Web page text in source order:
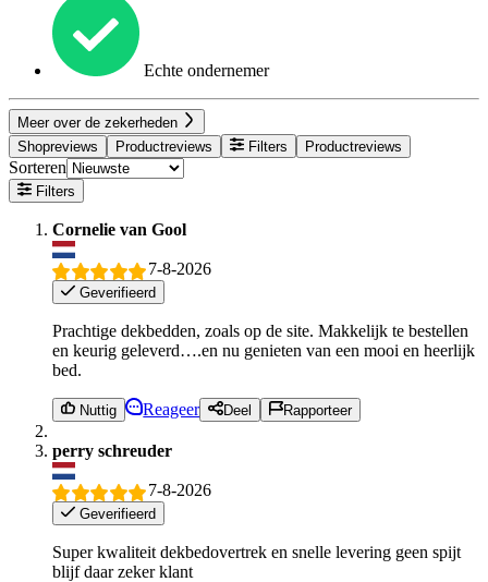
Echte ondernemer
Meer over de zekerheden
Shopreviews
Productreviews Filters Productreviews
Sorteren
Filters
Cornelie van Gool
7-8-2026
Geverifieerd
Prachtige dekbedden, zoals op de site. Makkelijk te bestellen
en keurig geleverd….en nu genieten van een mooi en heerlijk
bed.
Nuttig Reageer Deel Rapporteer
perry schreuder
7-8-2026
Geverifieerd
Super kwaliteit dekbedovertrek en snelle levering geen spijt
blijf daar zeker klant